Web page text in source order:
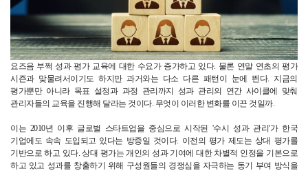
요즈음 부쩍 성과 평가 교육에 대한 수요가 증가하고 있다. 물론 연말 연초의 평가
시즌과 맞물려서이기도 하지만 과거와는 다소 다른 패턴이 눈에 띈다. 지금의
평가뿐만 아니라 목표 설정과 과정 관리까지 성과 관리의 연간 사이클에 맞춰
관리자들의 교육을 진행해 달라는 것이다. 무엇이 이러한 변화를 이끈 것일까.
이는 2010년 이후 글로벌 스타트업을 중심으로 시작된 '수시 성과 관리'가 한국
기업에도 속속 도입되고 있다는 방증일 것이다. 이전의 평가 제도는 상대 평가를
기반으로 하고 있다. 상대 평가는 개인의 성과 기여에 대한 차별적 인정을 기본으로
하고 있고 성과를 창출하기 위해 구성원들의 경쟁심을 자극하는 동기 부여 방식을